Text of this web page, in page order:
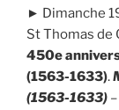
► Dimanche
St Thomas de
450e
(1563-1633).
(1563-1633) –